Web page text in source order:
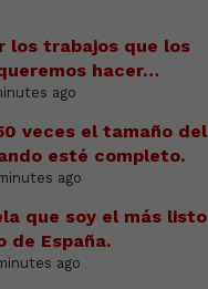
los trabajos que los
hacer…
ago
veces el tamaño del
esté completo.
ago
que soy el más listo
de España.
ago